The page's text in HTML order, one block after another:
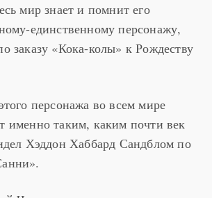
мир знает и помнит его
единственному персонажу,
заказу «Кока-колы» к Рождеству
персонажа во всем мире
именно таким, каким почти век
Хэддон Хаббард Сандблом по